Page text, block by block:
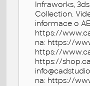
Infraworks,
Collection.
informace o
https://
na: https://
https://
https://
na: https://